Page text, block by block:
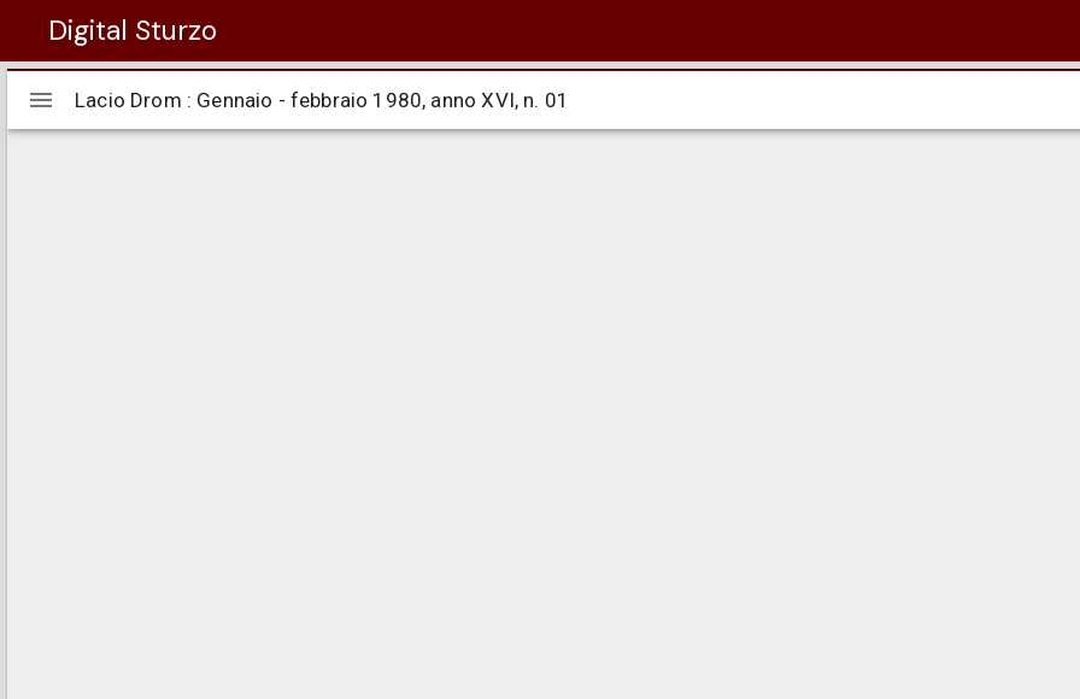
Digital Sturzo
Visualizzatore
Mirador
Lacio Drom : Gennaio - febbraio 1980, anno XVI, n. 01
Lacio Drom : Gennaio - febbraio 1980, anno XVI, n. 01